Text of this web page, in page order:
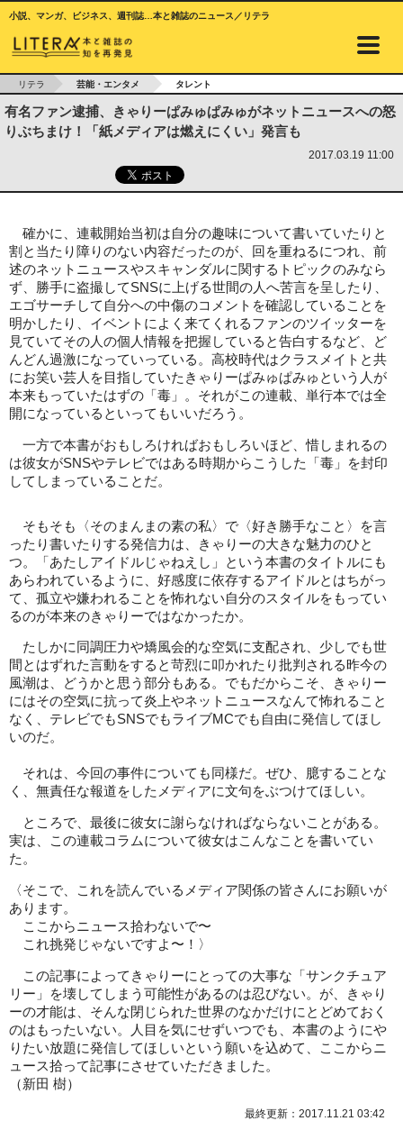
小説、マンガ、ビジネス、週刊誌…本と雑誌のニュース／リテラ
リテラ 芸能・エンタメ タレント
有名ファン逮捕、きゃりーぱみゅぱみゅがネットニュースへの怒
りぶちまけ！「紙メディアは燃えにくい」発言も
2017.03.19 11:00
確かに、連載開始当初は自分の趣味について書いていたりと
割と当たり障りのない内容だったのが、回を重ねるにつれ、前
述のネットニュースやスキャンダルに関するトピックのみなら
ず、勝手に盗撮してSNSに上げる世間の人へ苦言を呈したり、
エゴサーチして自分への中傷のコメントを確認していることを
明かしたり、イベントによく来てくれるファンのツイッターを
見ていてその人の個人情報を把握していると告白するなど、ど
んどん過激になっていっている。高校時代はクラスメイトと共
にお笑い芸人を目指していたきゃりーぱみゅぱみゅという人が
本来もっていたはずの「毒」。それがこの連載、単行本では全
開になっているといってもいいだろう。
一方で本書がおもしろければおもしろいほど、惜しまれるの
は彼女がSNSやテレビではある時期からこうした「毒」を封印
してしまっていることだ。
そもそも〈そのまんまの素の私〉で〈好き勝手なこと〉を言
ったり書いたりする発信力は、きゃりーの大きな魅力のひと
つ。「あたしアイドルじゃねえし」という本書のタイトルにも
あらわれているように、好感度に依存するアイドルとはちがっ
て、孤立や嫌われることを怖れない自分のスタイルをもってい
るのが本来のきゃりーではなかったか。
たしかに同調圧力や矯風会的な空気に支配され、少しでも世
間とはずれた言動をすると苛烈に叩かれたり批判される昨今の
風潮は、どうかと思う部分もある。でもだからこそ、きゃりー
にはその空気に抗って炎上やネットニュースなんて怖れること
なく、テレビでもSNSでもライブMCでも自由に発信してほし
いのだ。
それは、今回の事件についても同様だ。ぜひ、臆することな
く、無責任な報道をしたメディアに文句をぶつけてほしい。
ところで、最後に彼女に謝らなければならないことがある。
実は、この連載コラムについて彼女はこんなことを書いてい
た。
〈そこで、これを読んでいるメディア関係の皆さんにお願いが
あります。
ここからニュース拾わないで〜
これ挑発じゃないですよ〜！〉
この記事によってきゃりーにとっての大事な「サンクチュア
リー」を壊してしまう可能性があるのは忍びない。が、きゃり
ーの才能は、そんな閉じられた世界のなかだけにとどめておく
のはもったいない。人目を気にせずいつでも、本書のようにや
りたい放題に発信してほしいという願いを込めて、ここからニ
ュース拾って記事にさせていただきました。
（新田 樹）
最終更新：2017.11.21 03:42